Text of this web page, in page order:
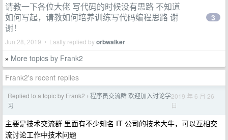
请教一下各位大佬 写代码的时候没有思路 不知道
如何写起，请教如何培养训练写代码编程思路 谢
谢！
Jun 28, 2019 • Lastly replied byorbwalker
3
» More topics by Frank2
Frank2's recent replies
Replied to a topic by Frank2 › 程序员交流群 欢迎加入讨论学
习
2019 年 6 月 26
日
主要是技术交流群 里面有不少知名 IT 公司的技术大牛，可以互相交
流讨论工作中技术问题